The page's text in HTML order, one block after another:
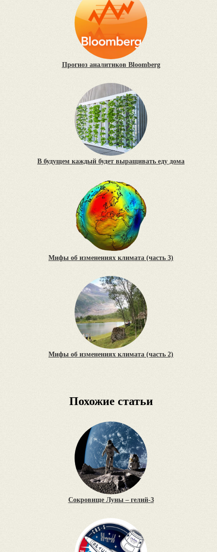
Прогноз аналитиков Bloomberg
В будущем каждый будет выращивать еду дома
Мифы об изменениях климата (часть 3)
Мифы об изменениях климата (часть 2)
Похожие статьи
Сокровище Луны – гелий-3